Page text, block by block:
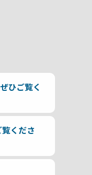
ひご覧く
くださ